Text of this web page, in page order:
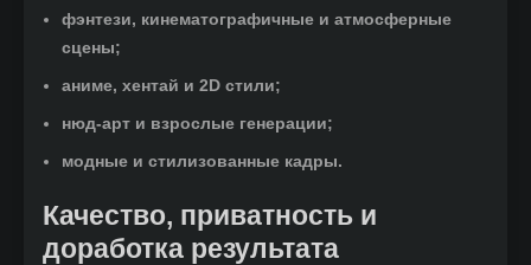
фэнтези, кинематографичные и атмосферные
сцены;
аниме, хентай и 2D стили;
нюд-арт и взрослые генерации;
модные и стилизованные кадры.
Качество, приватность и
доработка результата